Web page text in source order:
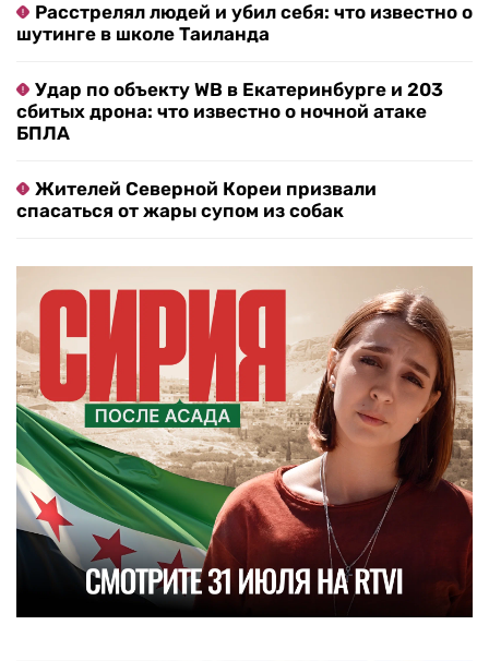
Расстрелял людей и убил себя: что известно о
шутинге в школе Таиланда
Удар по объекту WB в Екатеринбурге и 203
сбитых дрона: что известно о ночной атаке
БПЛА
Жителей Северной Кореи призвали
спасаться от жары супом из собак